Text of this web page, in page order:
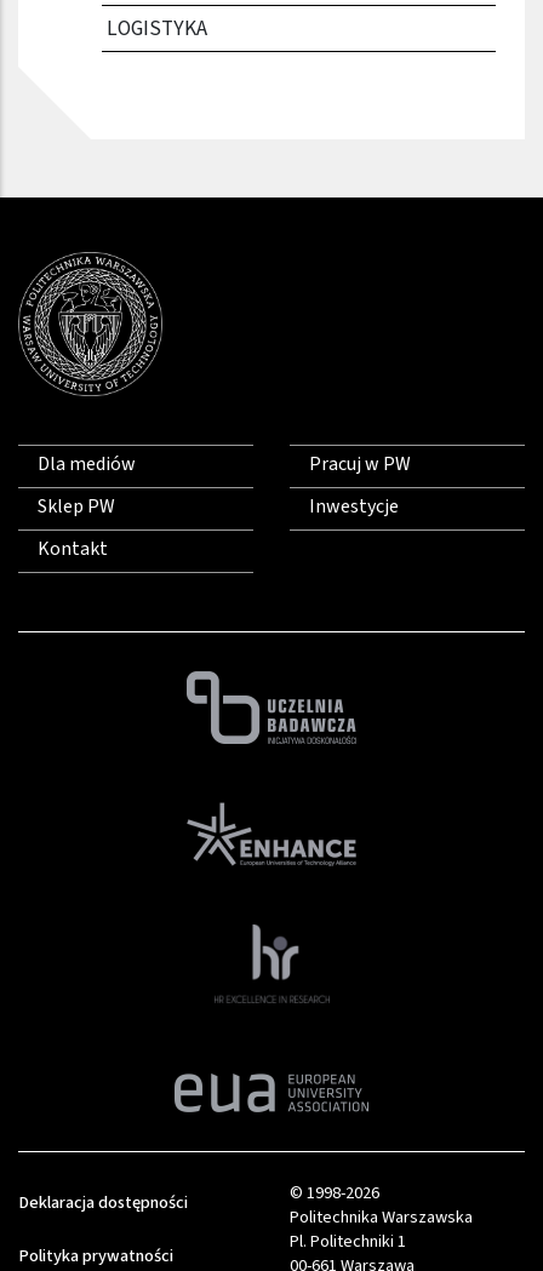
LOGISTYKA
Dla mediów
Sklep PW
Kontakt
Pracuj w PW
Inwestycje
© 1998-2026
Politechnika Warszawska
Pl. Politechniki 1
00-661 Warszawa
Deklaracja dostępności
Polityka prywatności